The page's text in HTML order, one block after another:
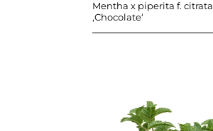
Mentha x piperita f. citrata
‚Chocolate‘